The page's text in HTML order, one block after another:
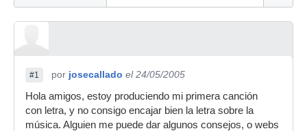
#1 por josecallado el 24/05/2005
Hola amigos, estoy produciendo mi primera canción
con letra, y no consigo encajar bien la letra sobre la
música. Alguien me puede dar algunos consejos, o webs